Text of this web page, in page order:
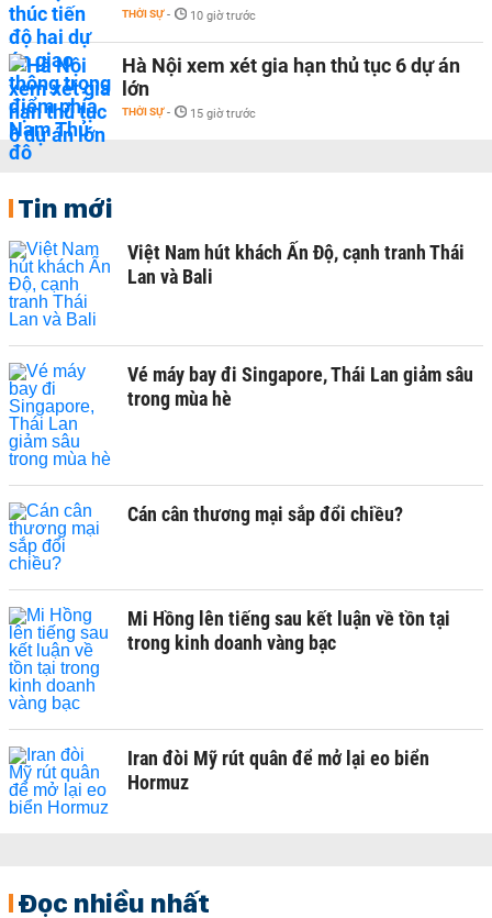
THỜI SỰ - 10 giờ trước
Hà Nội xem xét gia hạn thủ tục 6 dự án
lớn
THỜI SỰ - 15 giờ trước
Tin mới
Việt Nam hút khách Ấn Độ, cạnh tranh Thái
Lan và Bali
Vé máy bay đi Singapore, Thái Lan giảm sâu
trong mùa hè
Cán cân thương mại sắp đổi chiều?
Mi Hồng lên tiếng sau kết luận về tồn tại
trong kinh doanh vàng bạc
Iran đòi Mỹ rút quân để mở lại eo biển
Hormuz
Đọc nhiều nhất